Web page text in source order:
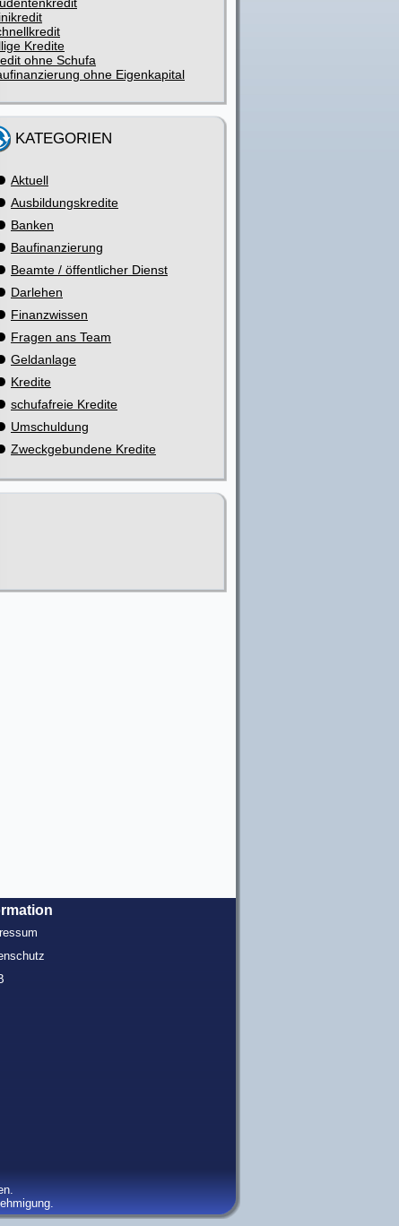
Kredite
ohne Schufa
ohne Eigenkapital
KATEGORIEN
Aktuell
Ausbildungskredite
Banken
Baufinanzierung
Beamte / öffentlicher Dienst
Darlehen
Finanzwissen
Fragen ans Team
Geldanlage
Kredite
schufafreie Kredite
Umschuldung
Zweckgebundene Kredite